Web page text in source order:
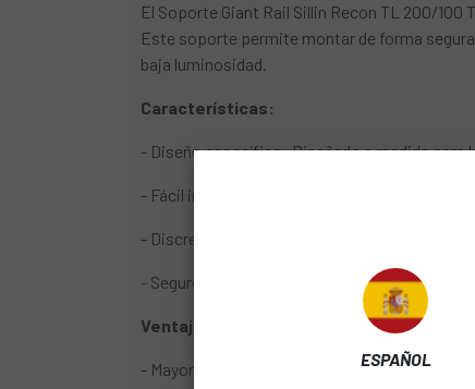
El Soporte Giant Rail Sillin Recon TL 200/
Este soporte permite montar de forma
baja luminosidad.
Características:
- Diseño específico: Diseñado a medida para
- Fácil instalación: Se fija de forma segura a
- Discreto: Su diseño elegante y compacto
- Seguro: La luz queda firmemente sujeta,
Ventajas:
- Mayor visibilidad: Mejora la seguridad del
ESPAÑOL